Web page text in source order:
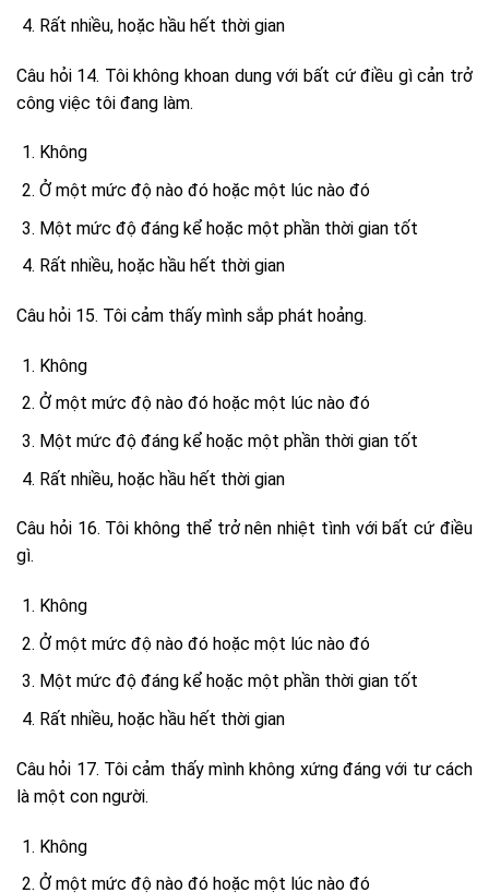
Rất nhiều, hoặc hầu hết thời gian
Câu hỏi 14. Tôi không khoan dung với bất cứ điều gì cản trở
công việc tôi đang làm.
Không
Ở một mức độ nào đó hoặc một lúc nào đó
Một mức độ đáng kể hoặc một phần thời gian tốt
Rất nhiều, hoặc hầu hết thời gian
Câu hỏi 15. Tôi cảm thấy mình sắp phát hoảng.
Không
Ở một mức độ nào đó hoặc một lúc nào đó
Một mức độ đáng kể hoặc một phần thời gian tốt
Rất nhiều, hoặc hầu hết thời gian
Câu hỏi 16. Tôi không thể trở nên nhiệt tình với bất cứ điều
gì.
Không
Ở một mức độ nào đó hoặc một lúc nào đó
Một mức độ đáng kể hoặc một phần thời gian tốt
Rất nhiều, hoặc hầu hết thời gian
Câu hỏi 17. Tôi cảm thấy mình không xứng đáng với tư cách
là một con người.
Không
Ở một mức độ nào đó hoặc một lúc nào đó